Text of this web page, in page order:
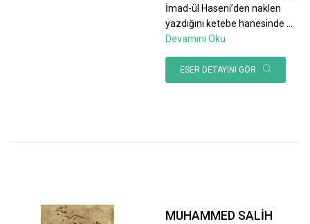
İmad-ül Haseni’den naklen
yazdığını ketebe hanesinde
Devamını Oku
ESER DETAYINI GÖR
MUHAMMED SALİH